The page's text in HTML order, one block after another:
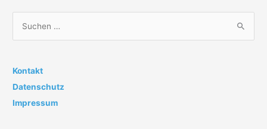
h
e
n
Kontakt
Datenschutz
Impressum